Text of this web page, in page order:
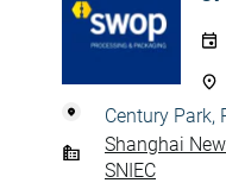
Century Park,
Shanghai
SNIEC